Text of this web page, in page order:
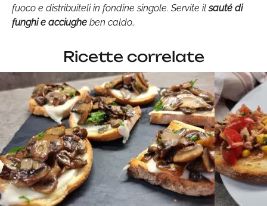
fuoco e distribuiteli in fondine singole. Servite ilsauté di
funghi e acciughe ben caldo..
Ricette correlate